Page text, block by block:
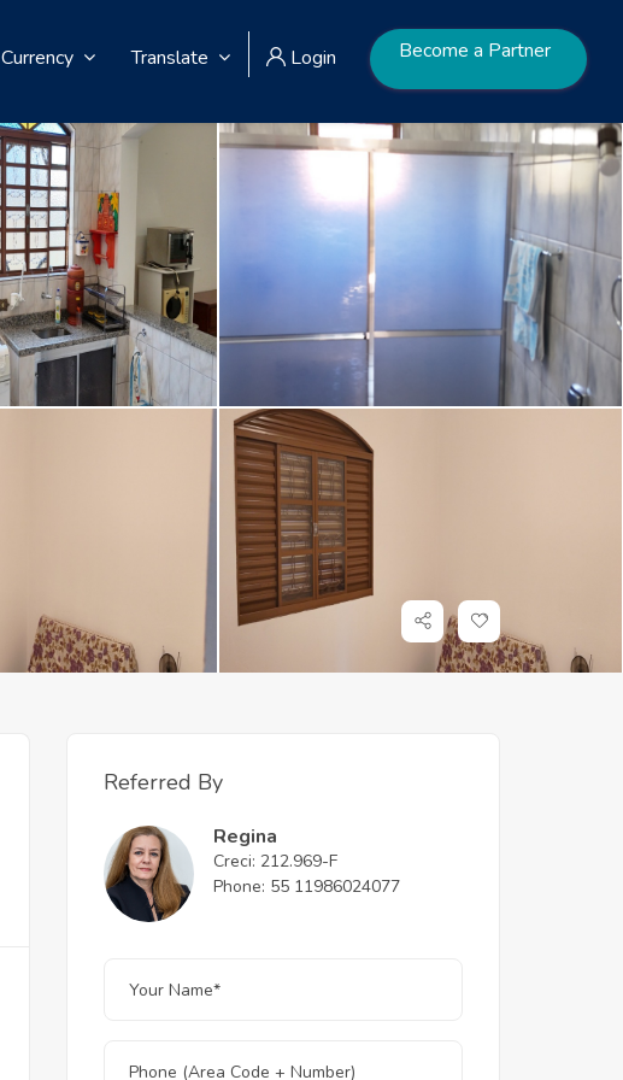
Currency Translate Login Become a Partner
Referred By
Regina
Creci: 212.969-F
Phone: 55 11986024077